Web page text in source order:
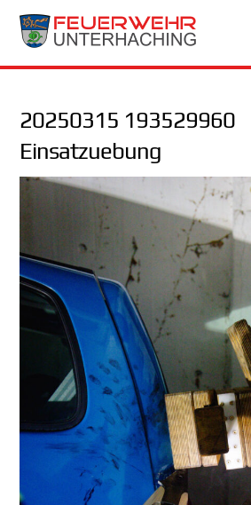
Skip
20250315 193529960
Einsatzuebung